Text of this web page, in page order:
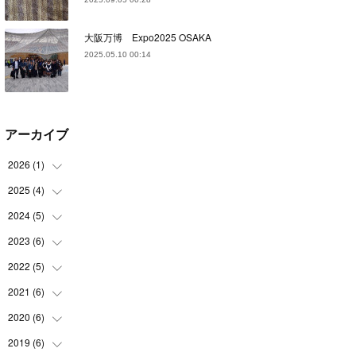
大阪万博 Expo2025 OSAKA
2025.05.10 00:14
アーカイブ
2026 (1)
(
)
2025 (4)
(
)
(
)
(
)
(
)
2024 (5)
(
)
(
)
(
)
(
)
2023 (6)
(
)
(
)
(
)
(
)
2022 (5)
(
)
(
)
(
)
2021 (6)
(
)
(
)
2020 (6)
(
)
2019 (6)